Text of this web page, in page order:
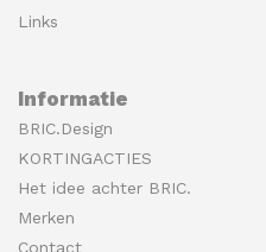
Links
Informatie
BRIC.Design
KORTINGACTIES
Het idee achter BRIC.
Merken
Contact